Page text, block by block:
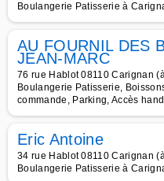
Boulangerie Patisserie à
AU FOURNIL DES
JEAN-MARC
76 rue Hablot 08110 Carignan
Boulangerie Patisserie,
commande, Parking, Accès
Eric Antoine
34 rue Hablot 08110 Carignan
Boulangerie Patisserie à